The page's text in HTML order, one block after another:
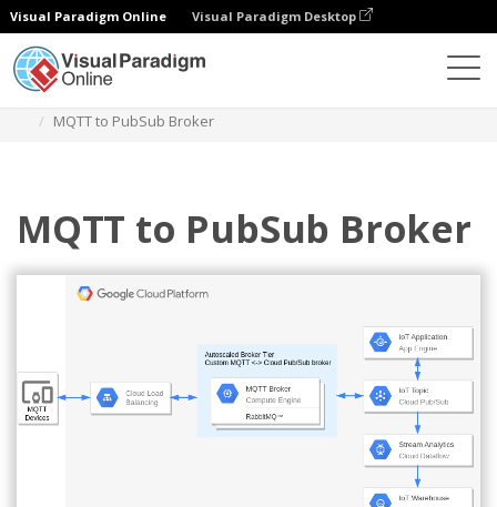
Visual Paradigm Online Visual Paradigm Desktop
MQTT to PubSub Broker
MQTT to PubSub Broker